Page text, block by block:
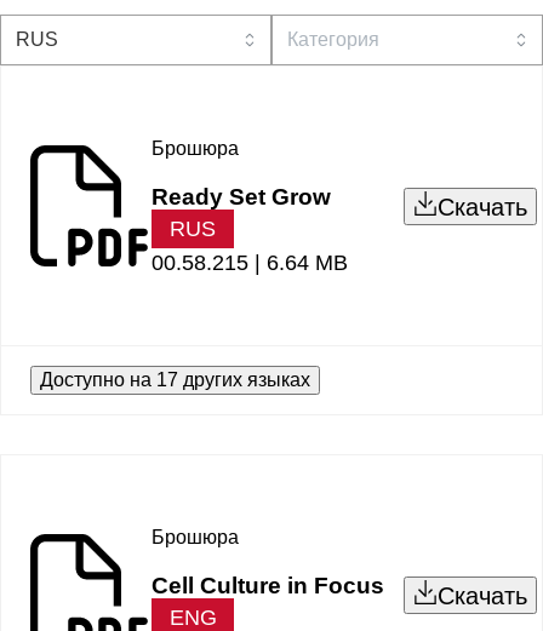
Брошюра
Ready Set Grow
RUS
00.58.215 | 6.64 MB
Скачать
Доступно на 17 других языках
Брошюра
Cell Culture in Focus
ENG
Скачать